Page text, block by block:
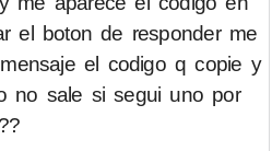
el boton de responder me
el codigo q copie y
no sale si segui uno por